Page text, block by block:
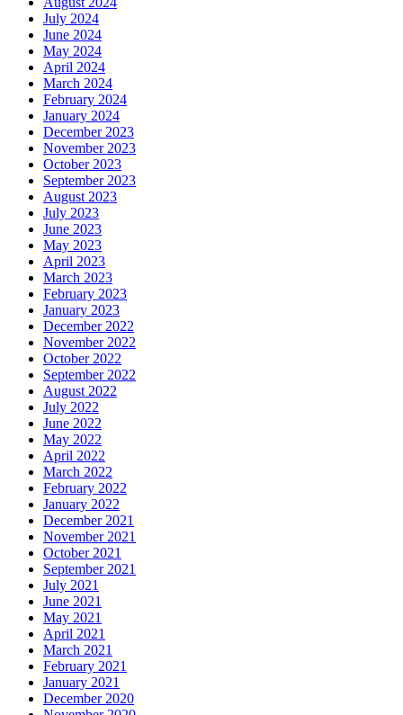
July 2024
June 2024
May 2024
April 2024
March 2024
February 2024
January 2024
December 2023
November 2023
October 2023
September 2023
August 2023
July 2023
June 2023
May 2023
April 2023
March 2023
February 2023
January 2023
December 2022
November 2022
October 2022
September 2022
August 2022
July 2022
June 2022
May 2022
April 2022
March 2022
February 2022
January 2022
December 2021
November 2021
October 2021
September 2021
July 2021
June 2021
May 2021
April 2021
March 2021
February 2021
January 2021
December 2020